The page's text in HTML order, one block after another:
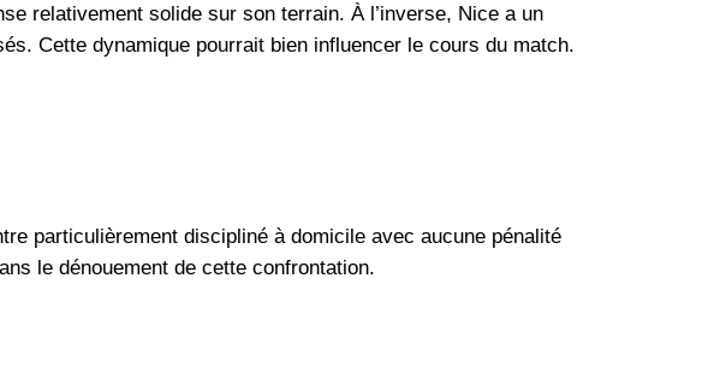
relativement solide sur son terrain. À l’inverse, Nice a un
Cette dynamique pourrait bien influencer le cours du match.
particulièrement discipliné à domicile avec aucune pénalité
le dénouement de cette confrontation.